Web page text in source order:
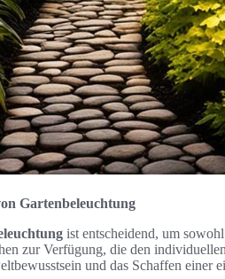
Gartenbeleuchtung
ist entscheidend, um
zur Verfügung, die den
und das Schaffen einer